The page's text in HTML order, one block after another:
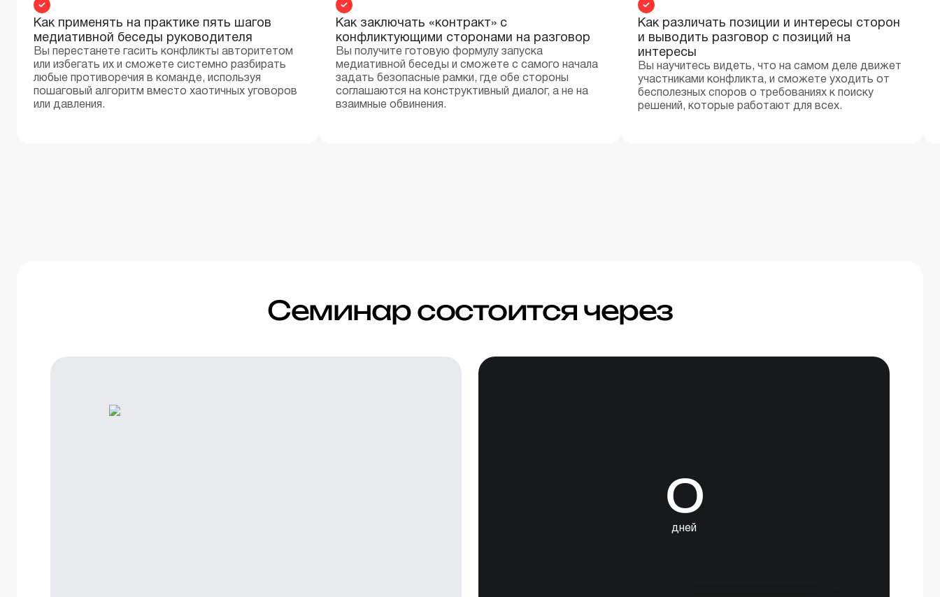
Как применять на практике пять шагов
медиативной беседы руководителя
Вы перестанете гасить конфликты авторитетом
или избегать их и сможете системно разбирать
любые противоречия в команде, используя
пошаговый алгоритм вместо хаотичных уговоров
или давления.
Как заключать «контракт» с
конфликтующими сторонами на разговор
Вы получите готовую формулу запуска
медиативной беседы и сможете с самого начала
задать безопасные рамки, где обе стороны
соглашаются на конструктивный диалог, а не на
взаимные обвинения.
Как различать позиции и интересы сторон
и выводить разговор с позиций на
интересы
Вы научитесь видеть, что на самом деле движет
участниками конфликта, и сможете уходить от
бесполезных споров о требованиях к поиску
решений, которые работают для всех.
Семинар состоится через
0
дней